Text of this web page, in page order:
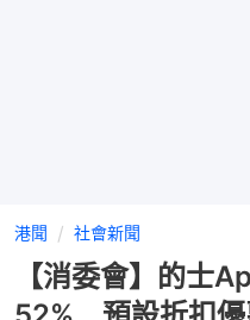
港聞 社會新聞
【消委會】的士